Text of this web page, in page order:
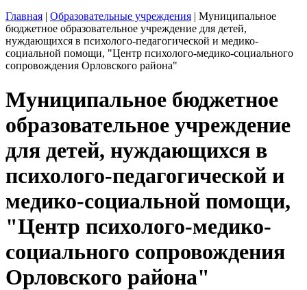
Главная | Образовательные учреждения | Муниципальное
бюджетное образовательное учреждение для детей,
нуждающихся в психолого-педагогической и медико-
социальной помощи, "Центр психолого-медико-социального
сопровождения Орловского района"
Муниципальное бюджетное
образовательное учреждение
для детей, нуждающихся в
психолого-педагогической и
медико-социальной помощи,
"Центр психолого-медико-
социального сопровождения
Орловского района"